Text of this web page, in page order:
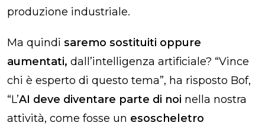
produzione industriale.
Ma quindi saremo sostituiti oppure
aumentati, dall’intelligenza artificiale? “Vince
chi è esperto di questo tema”, ha risposto Bof,
“L’AI deve diventare parte di noi nella nostra
attività, come fosse un esoscheletro